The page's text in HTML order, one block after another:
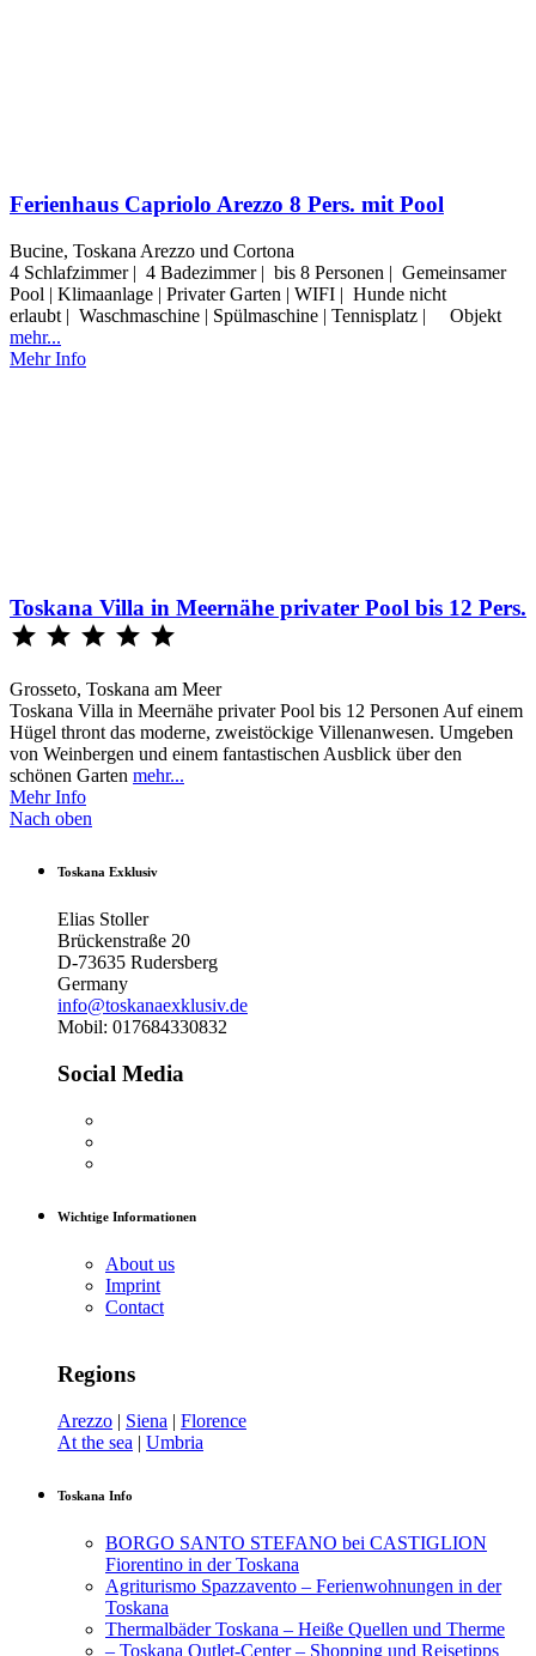
Ferienhaus Capriolo Arezzo 8 Pers. mit Pool
Bucine, Toskana Arezzo und Cortona
4 Schlafzimmer | 4 Badezimmer | bis 8 Personen | Gemeinsamer
Pool | Klimaanlage | Privater Garten | WIFI | Hunde nicht
erlaubt | Waschmaschine | Spülmaschine | Tennisplatz | Objekt
mehr...
Mehr Info
Toskana Villa in Meernähe privater Pool bis 12 Pers.
    
Grosseto, Toskana am Meer
Toskana Villa in Meernähe privater Pool bis 12 Personen Auf einem
Hügel thront das moderne, zweistöckige Villenanwesen. Umgeben
von Weinbergen und einem fantastischen Ausblick über den
schönen Garten mehr...
Mehr Info
Nach oben
Toskana Exklusiv
Elias Stoller
Brückenstraße 20
D-73635 Rudersberg
Germany
info@toskanaexklusiv.de
Mobil: 017684330832
Social Media
Wichtige Informationen
About us
Imprint
Contact
Regions
Arezzo | Siena | Florence
At the sea | Umbria
Toskana Info
BORGO SANTO STEFANO bei CASTIGLION
Fiorentino in der Toskana
Agriturismo Spazzavento – Ferienwohnungen in der
Toskana
Thermalbäder Toskana – Heiße Quellen und Therme
– Toskana Outlet-Center – Shopping und Reisetipps